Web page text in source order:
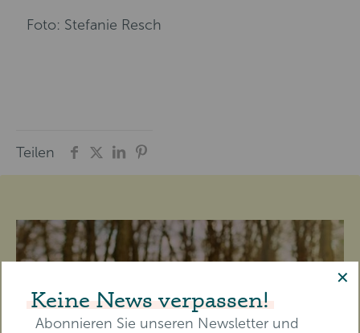
Foto: Stefanie Resch
Teilen
✕
Keine News verpassen!
Abonnieren Sie unseren Newsletter und